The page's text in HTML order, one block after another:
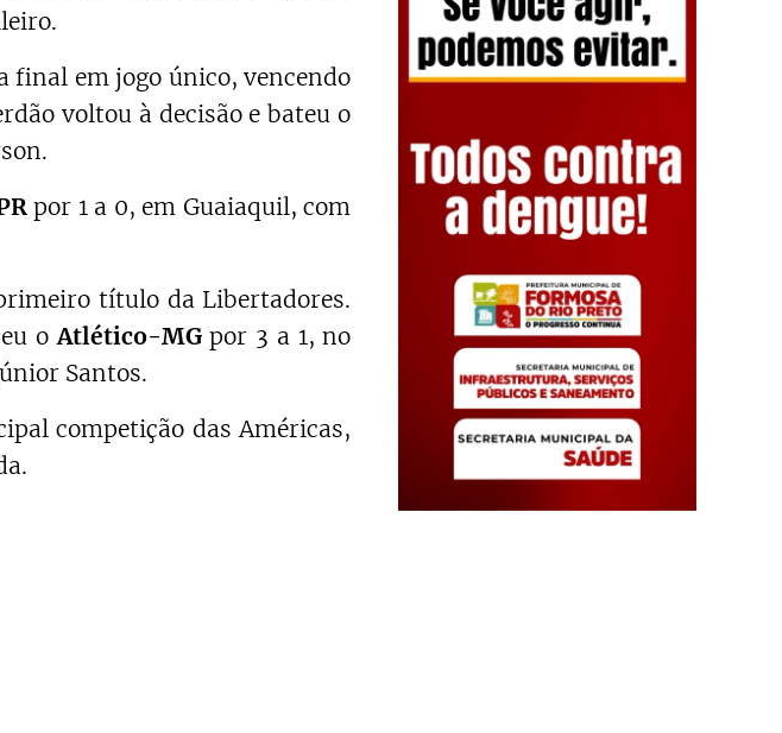
final em jogo único, vencendo
voltou à decisão e bateu o
por 1 a 0, em Guaiaquil, com
título da Libertadores.
o Atlético-MGpor 3 a 1, no
Santos.
competição das Américas,